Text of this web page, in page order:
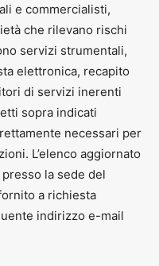
e commercialisti,
che rilevano rischi
servizi strumentali,
elettronica, recapito
di servizi inerenti
sopra indicati
necessari per
L’elenco aggiornato
la sede del
a richiesta
indirizzo e-mail